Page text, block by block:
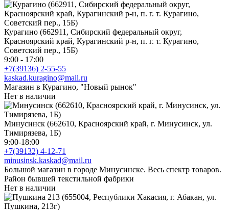
Курагино (662911, Сибирский федеральный округ,
Красноярский край, Курагинский р-н, п. г. т. Курагино,
Советский пер., 15Б)
9:00 - 17:00
+7(39136) 2-55-55
kaskad.kuragino@mail.ru
Магазин в Курагино, "Новый рынок"
Нет в наличии
Минусинск (662610, Красноярский край, г. Минусинск, ул.
Тимирязева, 1Б)
9:00-18:00
+7(39132) 4-12-71
minusinsk.kaskad@mail.ru
Большой магазин в городе Минусинске. Весь спектр товаров.
Район бывшей текстильной фабрики
Нет в наличии